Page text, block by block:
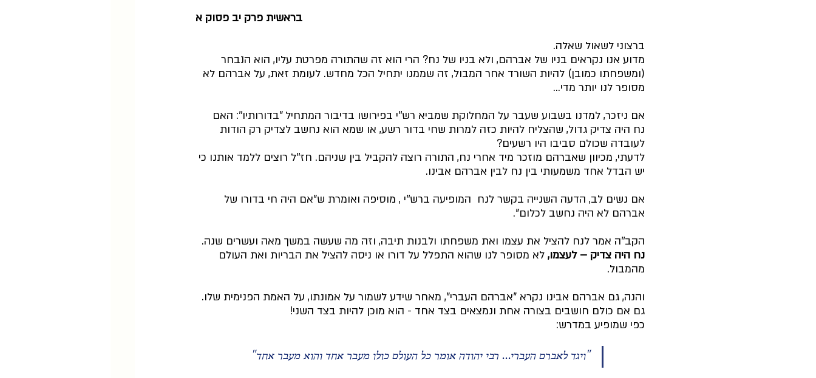
בראשית פרק יב פסוק א
ברצוני לשאול שאלה.
מדוע אנו נקראים בניו של אברהם, ולא בניו של נח? הרי הוא זה שהתורה מפרטת עליו, הוא הנבחר
(ומשפחתו כמובן) להיות השורד אחר המבול, זה שממנו יתחיל הכל מחדש. לעומת זאת, על אברהם לא
מסופר לנו יותר מדי...
אם ניזכר, למדנו בשבוע שעבר על המחלוקת שמביא רש''י בפירושו בדיבור המתחיל "בדורותיו'': האם
נח היה צדיק גדול, שהצליח להיות כזה למרות שחי בדור רשע, או שמא הוא נחשב לצדיק רק הודות
לעובדה שכולם סביבו היו רשעים?
לדעתי, מכיוון שאברהם מוזכר מיד אחרי נח, התורה רוצה להקביל בין שניהם. חז''ל רוצים ללמד אותנו כי
יש הבדל אחד משמעותי בין נח לבין אברהם אבינו.
אם נשים לב, הדעה השנייה בקשר לנח  המופיעה ברש''י , מוסיפה ואומרת ש"אם היה חי בדורו של
אברהם לא היה נחשב לכלום".
הקב''ה אמר לנח להציל את עצמו ואת משפחתו ולבנות תיבה, וזה מה שעשה במשך מאה ועשרים שנה.
נח היה צדיק – לעצמו, לא מסופר לנו שהוא התפלל על דורו או ניסה להציל את הבריות ואת העולם
מהמבול.
והנה, גם אברהם אבינו נקרא "אברהם העברי", מאחר שידע לשמור על אמונתו, על האמת הפנימית שלו.
גם אם כולם חושבים בצורה אחת ונמצאים בצד אחד - הוא מוכן להיות בצד השני!
כפי שמופיע במדרש:
"ויגד לאברם העברי... רבי יהודה אומר כל העולם כולו מעבר אחד והוא מעבר אחד"